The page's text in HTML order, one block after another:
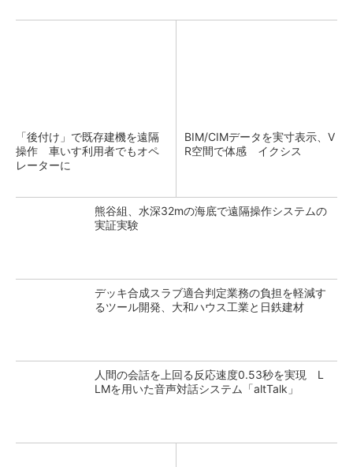
「後付け」で既存建機を遠隔
操作 車いす利用者でもオペ
レーターに
BIM/CIMデータを実寸表示、V
R空間で体感 イクシス
熊谷組、水深32mの海底で遠隔操作システムの
実証実験
デッキ合成スラブ適合判定業務の負担を軽減す
るツール開発、大和ハウス工業と日鉄建材
人間の会話を上回る反応速度0.53秒を実現 L
LMを用いた音声対話システム「altTalk」